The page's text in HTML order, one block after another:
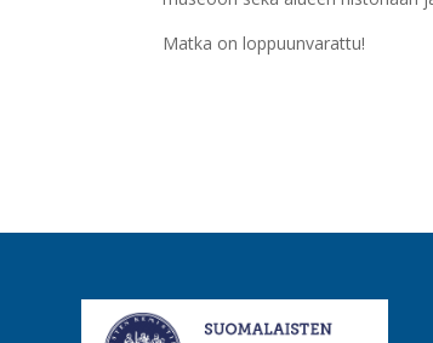
Matka on loppuunvarattu!